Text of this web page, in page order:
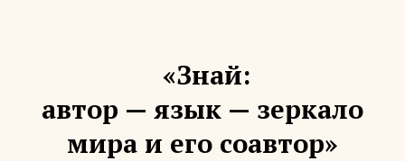
«Знай:
автор — язык — зеркало
мира и его соавтор»